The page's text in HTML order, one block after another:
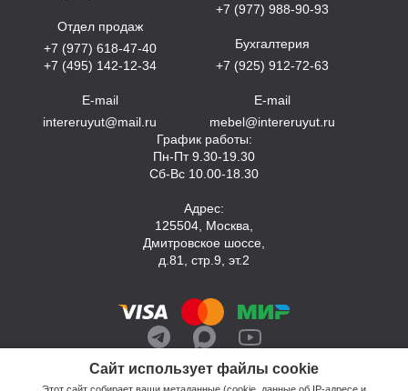
Сайт использует файлы cookie
Отдел продаж
+7 (977) 618-47-40
+7 (495) 142-12-34
E-mail
intereruyut@mail.ru
+7 (977) 988-90-93
Бухгалтерия
+7 (925) 912-72-63
E-mail
mebel@intereruyut.ru
График работы:
Пн-Пт 9.30-19.30
Сб-Вс 10.00-18.30
Адрес:
125504, Москва,
Дмитровское шоссе,
д.81, стр.9, эт.2